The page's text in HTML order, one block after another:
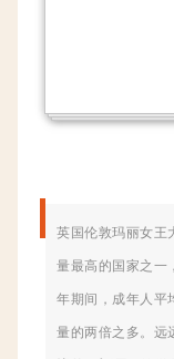
英国伦敦玛丽女王
量最高的国家之一，
年期间，成年人平
量的两倍之多。远